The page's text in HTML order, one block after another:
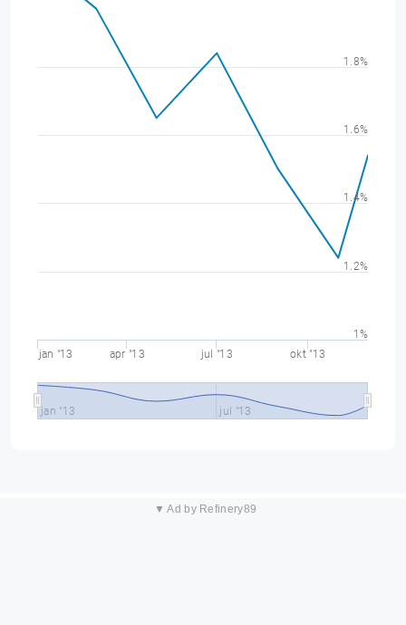
jan "13 apr "13 jul "13 okt "13
jan "13 jul "13
1.2%
1.4%
1.6%
1.8%
1%
▼ Ad by Refinery89